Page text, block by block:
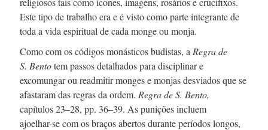
Este tipo de trabalho era e é visto como parte integrante de
toda a vida espiritual de cada monge ou monja.
Como com os códigos monásticos budistas, a Regra de
S. Bentotem passos detalhados para disciplinar e
excomungar ou readmitir monges e monjas desviados que se
afastaram das regras da ordem. Regra deS. Bento,
capítulos 23–28, pp. 36–39. As punições incluem
ajoelhar-secom os braços abertos durante períodos longos,